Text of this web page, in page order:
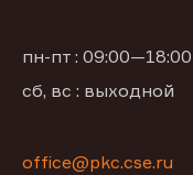
пн-пт : 09:00—18:00
сб, вс : выходной
office@pkc.cse.ru